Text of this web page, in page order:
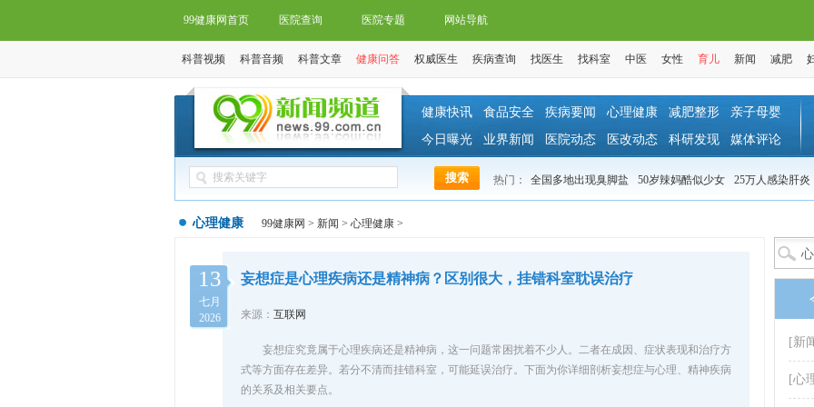
99健康网首页 医院查询 医院专题 网站导航
科普视频 科普音频 科普文章 健康问答 权威医生 疾病查询 找医生 找科室 中医 女性 育儿 新闻 减肥
健康快讯 食品安全 疾病要闻 心理健康 减肥整形
亲子母婴
今日曝光
业界新闻 医院动态 医改动态 科研发现 媒体评论
热门： 全国多地出现臭脚盐 50岁辣妈酷似少女 25万人感染肝炎
心理健康 99健康网 > 新闻 > 心理健康 >
13
七月
2026
妄想症是心理疾病还是精神病？区别很大，挂错科室耽误治疗
来源： 互联网
妄想症究竟属于心理疾病还是精神病，这一问题常困扰着不少人。二者在成因、症状表现和治疗方
式等方面存在差异。若分不清而挂错科室，可能延误治疗。下面为你详细剖析妄想症与心理、精神疾病
的关系及相关要点。
[新
[心